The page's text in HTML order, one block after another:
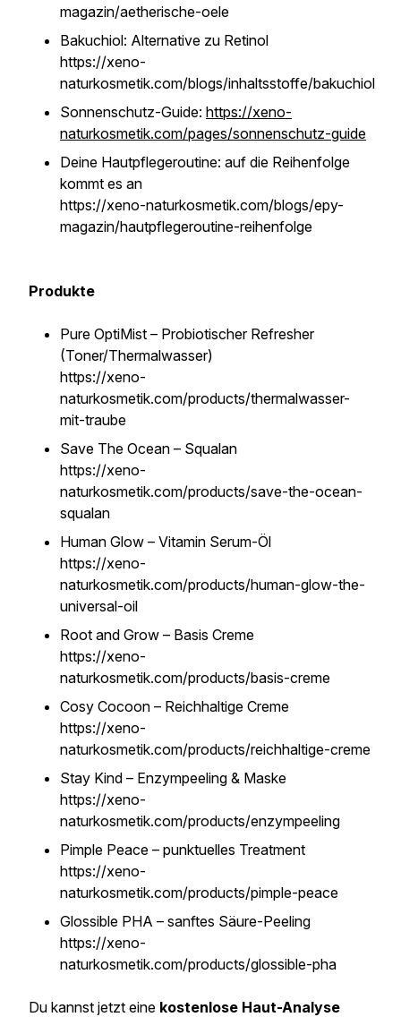
magazin/aetherische-oele
Bakuchiol: Alternative zu Retinol
https://xeno-
naturkosmetik.com/blogs/inhaltsstoffe/bakuchiol
Sonnenschutz-Guide: https://xeno-
naturkosmetik.com/pages/sonnenschutz-guide
Deine Hautpflegeroutine: auf die Reihenfolge
kommt es an
https://xeno-naturkosmetik.com/blogs/epy-
magazin/hautpflegeroutine-reihenfolge
Produkte
Pure OptiMist – Probiotischer Refresher
(Toner/Thermalwasser)
https://xeno-
naturkosmetik.com/products/thermalwasser-
mit-traube
Save The Ocean – Squalan
https://xeno-
naturkosmetik.com/products/save-the-ocean-
squalan
Human Glow – Vitamin Serum-Öl
https://xeno-
naturkosmetik.com/products/human-glow-the-
universal-oil
Root and Grow – Basis Creme
https://xeno-
naturkosmetik.com/products/basis-creme
Cosy Cocoon – Reichhaltige Creme
https://xeno-
naturkosmetik.com/products/reichhaltige-creme
Stay Kind – Enzympeeling & Maske
https://xeno-
naturkosmetik.com/products/enzympeeling
Pimple Peace – punktuelles Treatment
https://xeno-
naturkosmetik.com/products/pimple-peace
Glossible PHA – sanftes Säure-Peeling
https://xeno-
naturkosmetik.com/products/glossible-pha
Du kannst jetzt eine kostenlose Haut-Analyse